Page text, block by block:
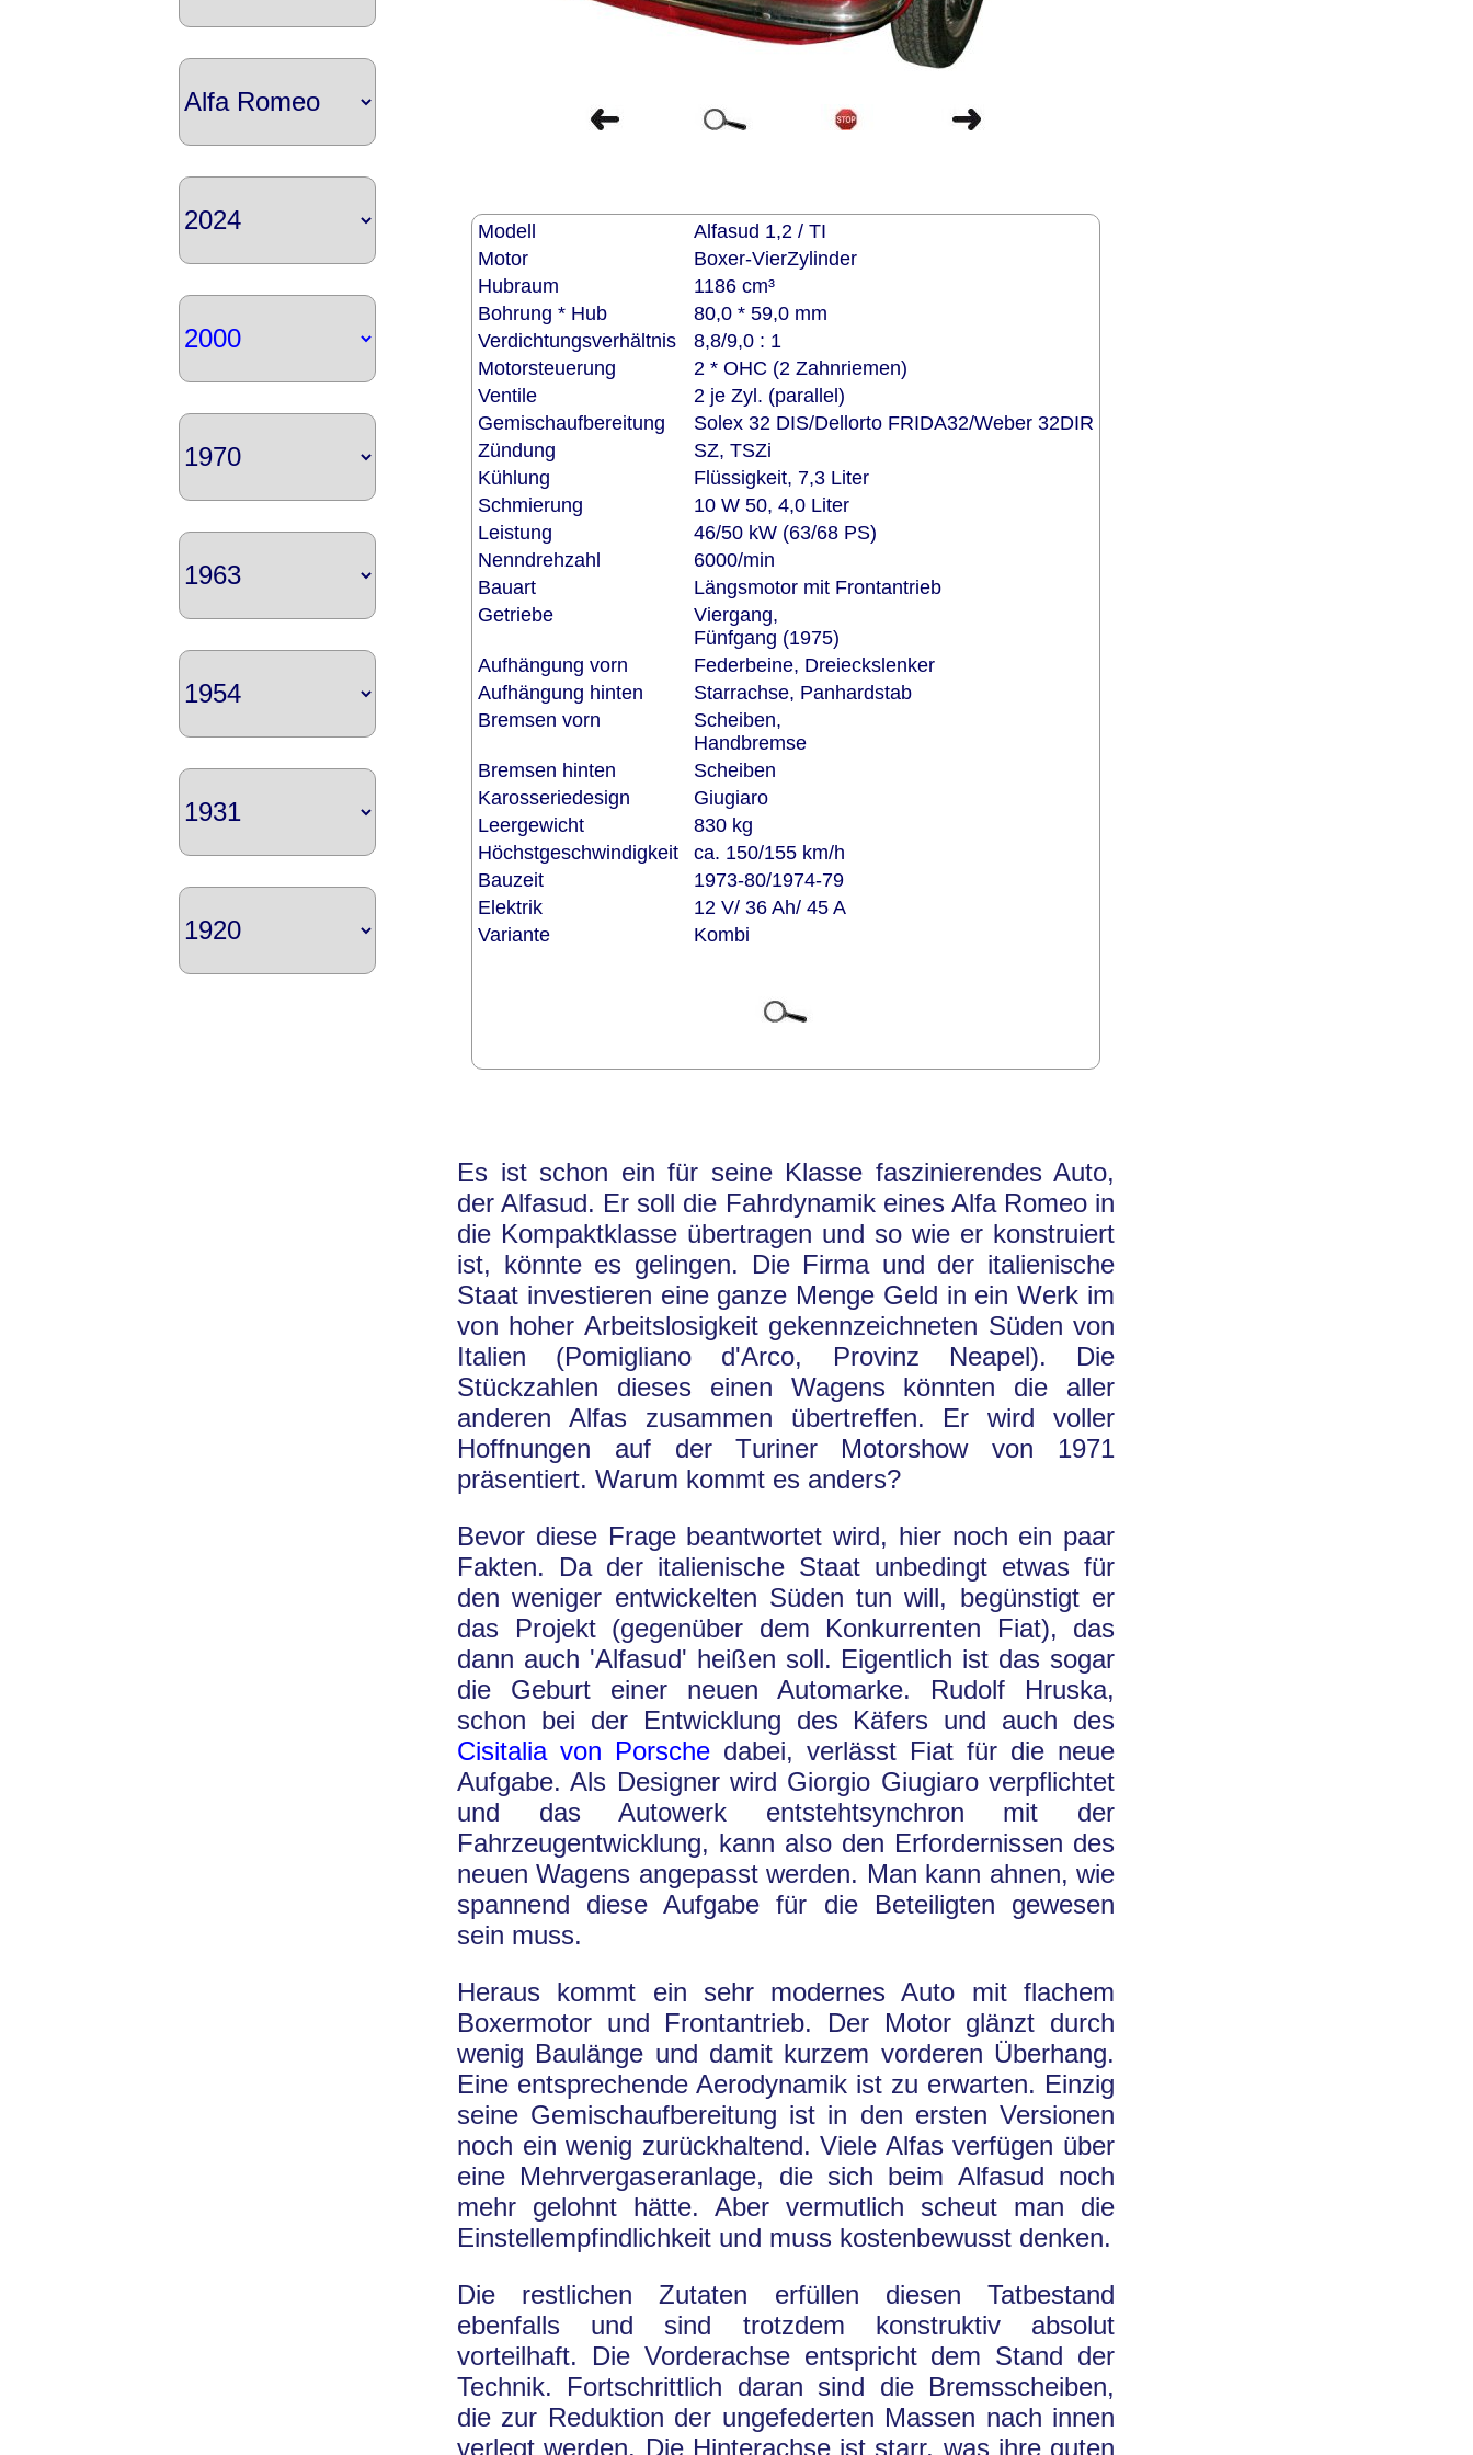
Modell
Alfasud 1,2 / TI
Motor
Boxer-VierZylinder
Hubraum
1186 cm³
Bohrung * Hub
80,0 * 59,0 mm
Verdichtungsverhältnis
8,8/9,0 : 1
Motorsteuerung
2 * OHC (2 Zahnriemen)
Ventile
2 je Zyl. (parallel)
Gemischaufbereitung
Solex 32 DIS/Dellorto FRIDA32/Weber 32DIR
Zündung
SZ, TSZi
Kühlung
Flüssigkeit, 7,3 Liter
Schmierung
10 W 50, 4,0 Liter
Leistung
46/50 kW (63/68 PS)
Nenndrehzahl
6000/min
Bauart
Längsmotor mit Frontantrieb
Getriebe
Viergang,
Fünfgang (1975)
Aufhängung vorn
Federbeine, Dreieckslenker
Aufhängung hinten
Starrachse, Panhardstab
Bremsen vorn
Scheiben,
Handbremse
Bremsen hinten
Scheiben
Karosseriedesign
Giugiaro
Leergewicht
830 kg
Höchstgeschwindigkeit
ca. 150/155 km/h
Bauzeit
1973-80/1974-79
Elektrik
12 V/ 36 Ah/ 45 A
Variante
Kombi
Es ist schon ein für seine Klasse faszinierendes Auto,
der Alfasud. Er soll die Fahrdynamik eines Alfa Romeo in
die Kompaktklasse übertragen und so wie er konstruiert
ist, könnte es gelingen. Die Firma und der italienische
Staat investieren eine ganze Menge Geld in ein Werk im
von hoher Arbeitslosigkeit gekennzeichneten Süden von
Italien (Pomigliano d'Arco, Provinz Neapel). Die
Stückzahlen dieses einen Wagens könnten die aller
anderen Alfas zusammen übertreffen. Er wird voller
Hoffnungen auf der Turiner Motorshow von 1971
präsentiert. Warum kommt es anders?
Bevor diese Frage beantwortet wird, hier noch ein paar
Fakten. Da der italienische Staat unbedingt etwas für
den weniger entwickelten Süden tun will, begünstigt er
das Projekt (gegenüber dem Konkurrenten Fiat), das
dann auch 'Alfasud' heißen soll. Eigentlich ist das sogar
die Geburt einer neuen Automarke. Rudolf Hruska,
schon bei der Entwicklung des Käfers und auch des
Cisitalia von Porsche dabei, verlässt Fiat für die neue
Aufgabe. Als Designer wird Giorgio Giugiaro verpflichtet
und das Autowerk entstehtsynchron mit der
Fahrzeugentwicklung, kann also den Erfordernissen des
neuen Wagens angepasst werden. Man kann ahnen, wie
spannend diese Aufgabe für die Beteiligten gewesen
sein muss.
Heraus kommt ein sehr modernes Auto mit flachem
Boxermotor und Frontantrieb. Der Motor glänzt durch
wenig Baulänge und damit kurzem vorderen Überhang.
Eine entsprechende Aerodynamik ist zu erwarten. Einzig
seine Gemischaufbereitung ist in den ersten Versionen
noch ein wenig zurückhaltend. Viele Alfas verfügen über
eine Mehrvergaseranlage, die sich beim Alfasud noch
mehr gelohnt hätte. Aber vermutlich scheut man die
Einstellempfindlichkeit und muss kostenbewusst denken.
Die restlichen Zutaten erfüllen diesen Tatbestand
ebenfalls und sind trotzdem konstruktiv absolut
vorteilhaft. Die Vorderachse entspricht dem Stand der
Technik. Fortschrittlich daran sind die Bremsscheiben,
die zur Reduktion der ungefederten Massen nach innen
verlegt werden. Die Hinterachse ist starr, was ihre guten